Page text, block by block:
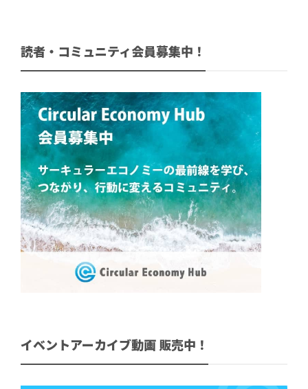
読者・コミュニティ会員募集中！
イベントアーカイブ動画 販売中！